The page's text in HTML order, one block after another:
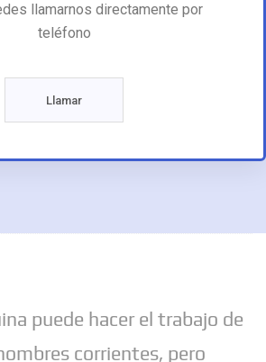
llamarnos directamente por
teléfono
Llamar
puede hacer el trabajo de
corrientes, pero